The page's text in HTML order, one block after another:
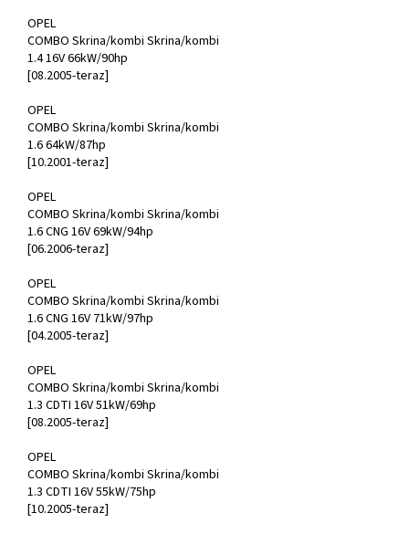
OPEL
COMBO Skrina/kombi Skrina/kombi
1.4 16V 66kW/90hp
[08.2005-teraz]
OPEL
COMBO Skrina/kombi Skrina/kombi
1.6 64kW/87hp
[10.2001-teraz]
OPEL
COMBO Skrina/kombi Skrina/kombi
1.6 CNG 16V 69kW/94hp
[06.2006-teraz]
OPEL
COMBO Skrina/kombi Skrina/kombi
1.6 CNG 16V 71kW/97hp
[04.2005-teraz]
OPEL
COMBO Skrina/kombi Skrina/kombi
1.3 CDTI 16V 51kW/69hp
[08.2005-teraz]
OPEL
COMBO Skrina/kombi Skrina/kombi
1.3 CDTI 16V 55kW/75hp
[10.2005-teraz]